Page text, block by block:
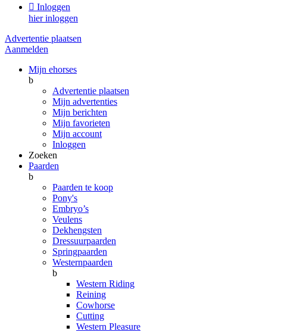
 Inloggen
hier inloggen
Advertentie plaatsen
Aanmelden
Mijn ehorses
b
Advertentie plaatsen
Mijn advertenties
Mijn berichten
Mijn favorieten
Mijn account
Inloggen
Zoeken
Paarden
b
Paarden te koop
Pony's
Embryo’s
Veulens
Dekhengsten
Dressuurpaarden
Springpaarden
Westernpaarden
b
Western Riding
Reining
Cowhorse
Cutting
Western Pleasure